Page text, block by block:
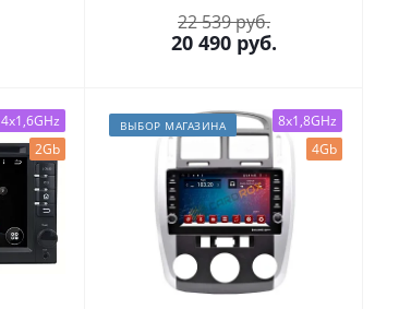
22 539 руб.
20 490 руб.
4x1,6GHz
2Gb
ВЫБОР МАГАЗИНА
8x1,8GHz
4Gb